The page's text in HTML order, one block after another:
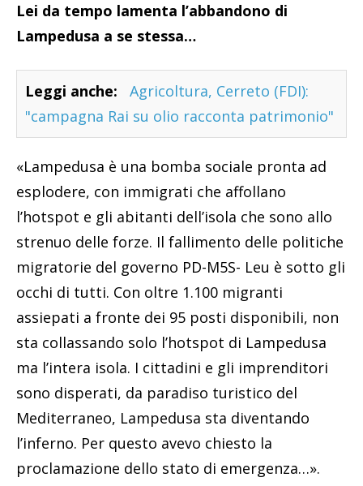
Lei da tempo lamenta l’abbandono di
Lampedusa a se stessa…
Leggi anche:
Agricoltura, Cerreto (FDI):
"campagna Rai su olio racconta patrimonio"
«Lampedusa è una bomba sociale pronta ad
esplodere, con immigrati che affollano
l’hotspot e gli abitanti dell’isola che sono allo
strenuo delle forze. Il fallimento delle politiche
migratorie del governo PD-M5S- Leu è sotto gli
occhi di tutti. Con oltre 1.100 migranti
assiepati a fronte dei 95 posti disponibili, non
sta collassando solo l’hotspot di Lampedusa
ma l’intera isola. I cittadini e gli imprenditori
sono disperati, da paradiso turistico del
Mediterraneo, Lampedusa sta diventando
l’inferno. Per questo avevo chiesto la
proclamazione dello stato di emergenza…».